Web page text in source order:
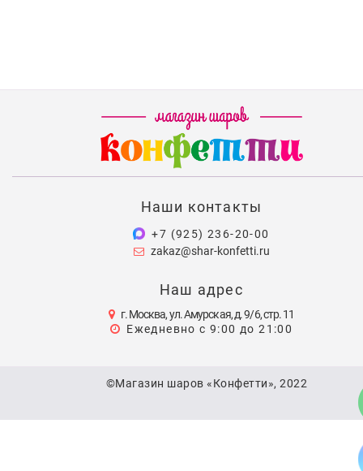
Наши контакты
+7 (925) 236-20-00
zakaz@shar-konfetti.ru
Наш адрес
г. Москва, ул. Амурская, д. 9/6, стр. 11
Ежедневно с 9:00 до 21:00
©Магазин шаров «Конфетти», 2022